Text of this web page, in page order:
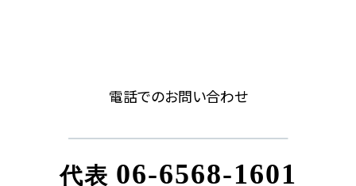
電話でのお問い合わせ
代表 06-6568-1601